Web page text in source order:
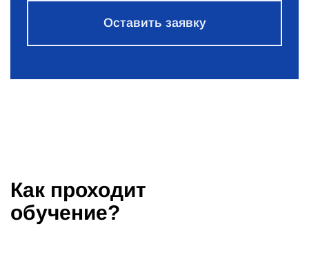
Оставить заявку
Как проходит
обучение?